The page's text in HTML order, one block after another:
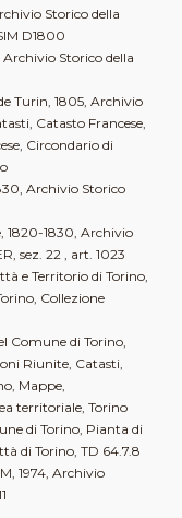
Storico della
D1800
Storico della
Turin, 1805, Archivio
Catasto Francese,
Circondario di
Archivio Storico
1820-1830, Archivio
sez. 22 , art. 1023
e Territorio di Torino,
Collezione
Comune di Torino,
Riunite, Catasti,
Mappe,
territoriale, Torino
di Torino, Pianta di
di Torino, TD 64.7.8
1974, Archivio